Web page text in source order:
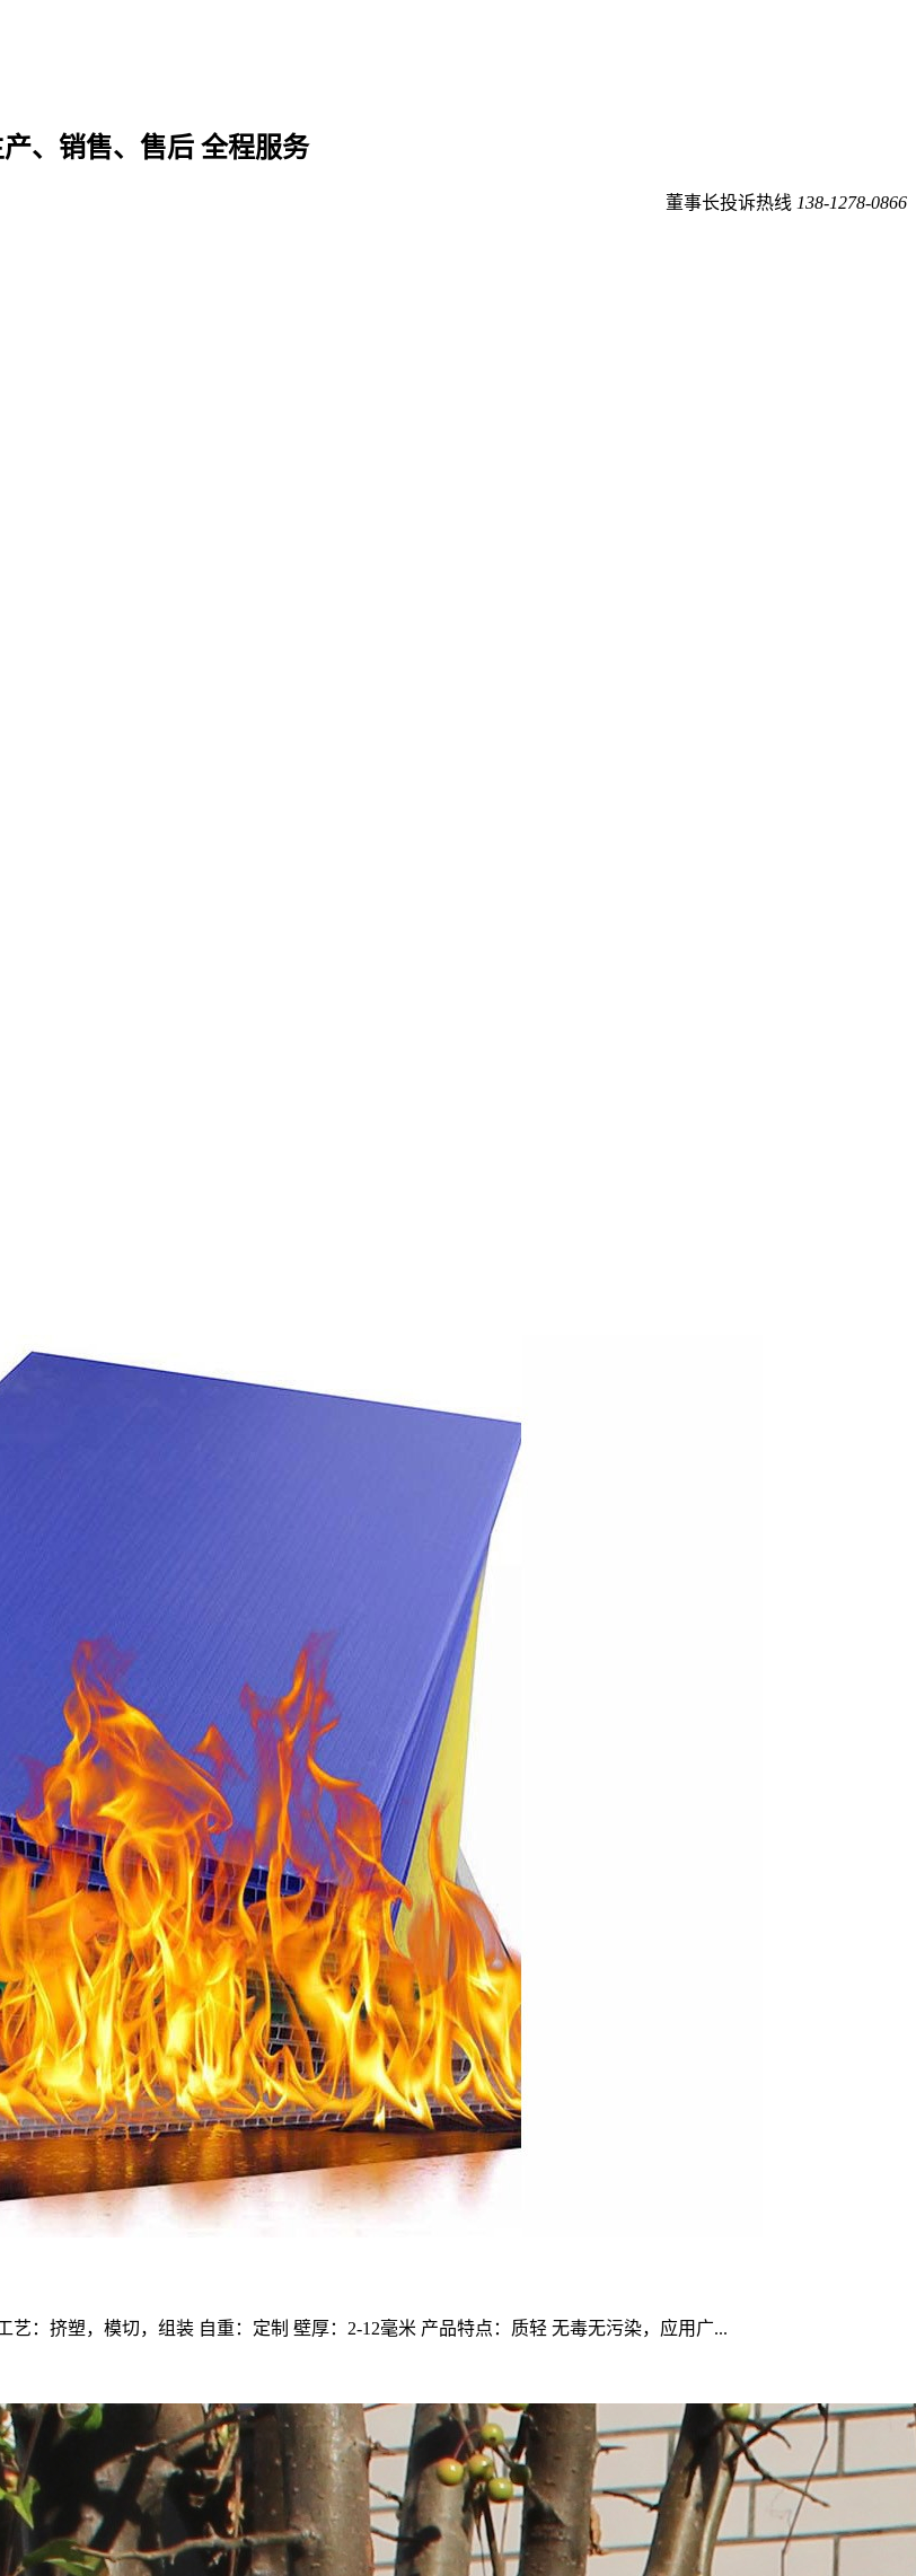
、销售、售后 全程服务
董事长投诉热线 138-1278-0866
：挤塑，模切，组装 自重：定制 壁厚：2-12毫米 产品特点：质轻 无毒无污染，应用广...